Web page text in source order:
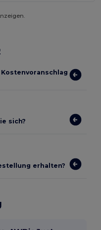
sich?
erhalten?